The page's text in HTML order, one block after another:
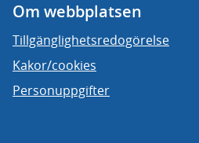
Om webbplatsen
Tillgänglighetsredogörelse
Kakor/cookies
Personuppgifter